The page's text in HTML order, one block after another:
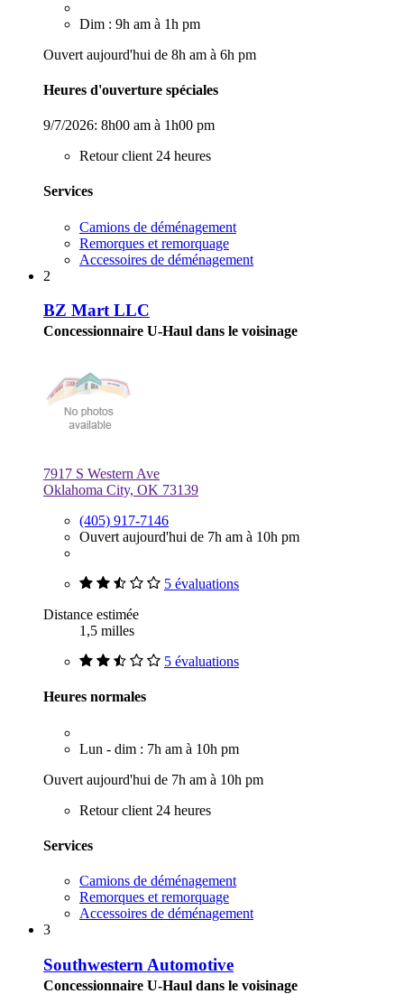
Dim : 9h am à 1h pm
Ouvert aujourd'hui de 8h am à 6h pm
Heures d'ouverture spéciales
9/7/2026: 8h00 am à 1h00 pm
Retour client 24 heures
Services
Camions de déménagement
Remorques et remorquage
Accessoires de déménagement
2
BZ Mart LLC
Concessionnaire U-Haul dans le voisinage
7917 S Western Ave
Oklahoma City, OK 73139
(405) 917-7146
Ouvert aujourd'hui de 7h am à 10h pm
5 évaluations
Distance estimée
1,5 milles
5 évaluations
Heures normales
Lun - dim : 7h am à 10h pm
Ouvert aujourd'hui de 7h am à 10h pm
Retour client 24 heures
Services
Camions de déménagement
Remorques et remorquage
Accessoires de déménagement
3
Southwestern Automotive
Concessionnaire U-Haul dans le voisinage